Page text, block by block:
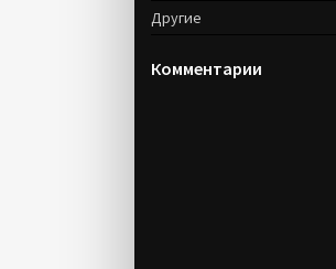
Другие
Комментарии